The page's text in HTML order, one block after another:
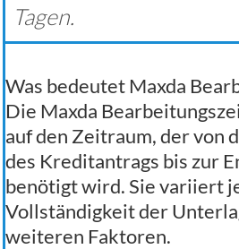
Tagen.
Was bedeutet Maxda
Die Maxda
auf den Zeitraum, der von
des Kreditantrags bis zur
benötigt wird. Sie variiert
Vollständigkeit der
weiteren Faktoren.